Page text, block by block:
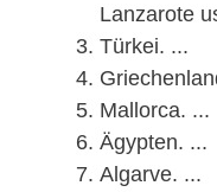
Lanzarote
Türkei. ...
Mallorca. ...
Ägypten. ...
Algarve. ...